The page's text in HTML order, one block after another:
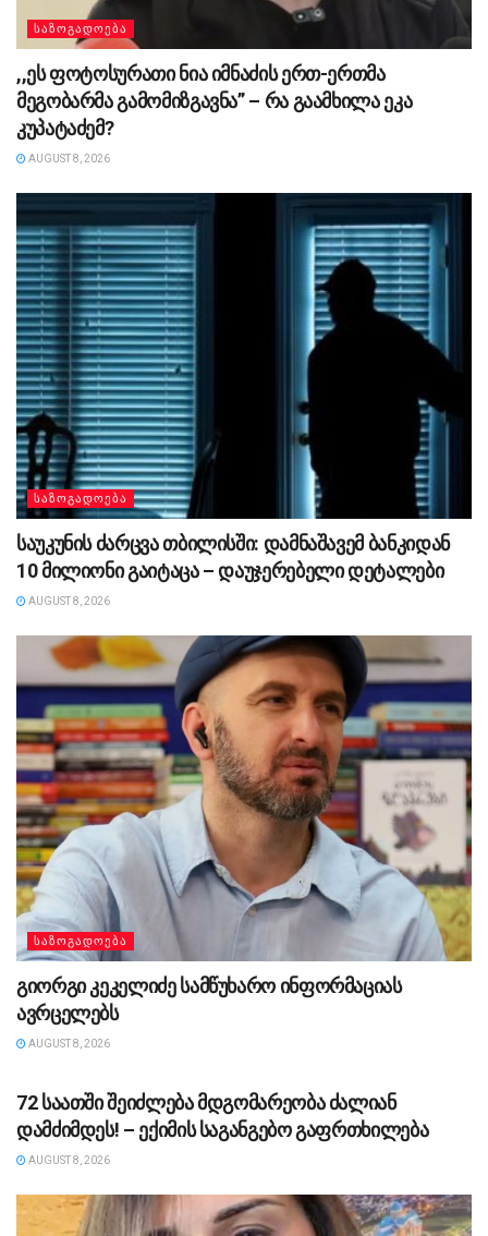
ᲡᲐᲖᲝᲒᲐᲓᲝᲔᲑᲐ
,,ეს ფოტოსურათი ნია იმნაძის ერთ-ერთმა
მეგობარმა გამომიზგავნა” – რა გაამხილა ეკა
კუპატაძემ?
AUGUST 8, 2026
ᲡᲐᲖᲝᲒᲐᲓᲝᲔᲑᲐ
საუკუნის ძარცვა თბილისში: დამნაშავემ ბანკიდან
10 მილიონი გაიტაცა – დაუჯერებელი დეტალები
AUGUST 8, 2026
ᲡᲐᲖᲝᲒᲐᲓᲝᲔᲑᲐ
გიორგი კეკელიძე სამწუხარო ინფორმაციას
ავრცელებს
AUGUST 8, 2026
72 საათში შეიძლება მდგომარეობა ძალიან
დამძიმდეს! – ექიმის საგანგებო გაფრთხილება
AUGUST 8, 2026